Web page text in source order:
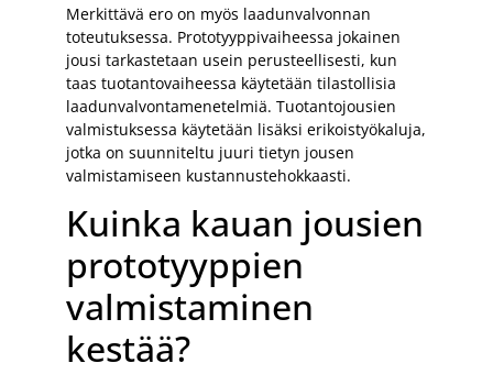
Merkittävä ero on myös laadunvalvonnan
toteutuksessa. Prototyyppivaiheessa jokainen
jousi tarkastetaan usein perusteellisesti, kun
taas tuotantovaiheessa käytetään tilastollisia
laadunvalvontamenetelmiä. Tuotantojousien
valmistuksessa käytetään lisäksi erikoistyökaluja,
jotka on suunniteltu juuri tietyn jousen
valmistamiseen kustannustehokkaasti.
Kuinka kauan jousien
prototyyppien
valmistaminen
kestää?